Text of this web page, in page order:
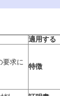
適用する
要求に
特徴